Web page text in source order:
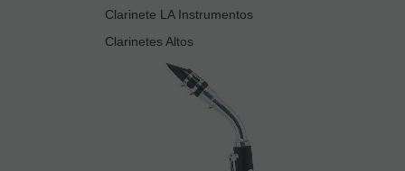
Clarinete LA Instrumentos
Clarinetes Altos